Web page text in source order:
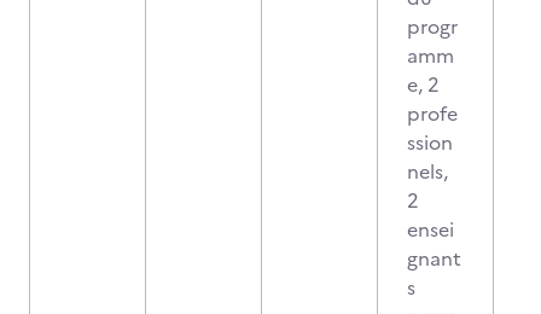
progr
amm
e, 2
profe
ssion
nels,
2
ensei
gnant
s